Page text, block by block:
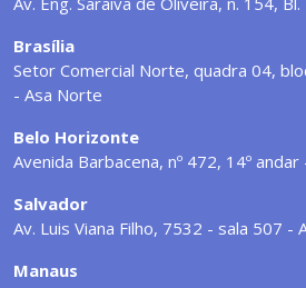
Brasília
Setor Comercial Norte, quadra 04,
- Asa Norte
Belo Horizonte
Avenida Barbacena, nº 472, 14º
Salvador
Av. Luis Viana Filho, 7532 - sala 507 -
Manaus